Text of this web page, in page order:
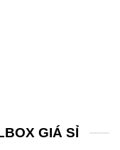
GIÁ SỈ